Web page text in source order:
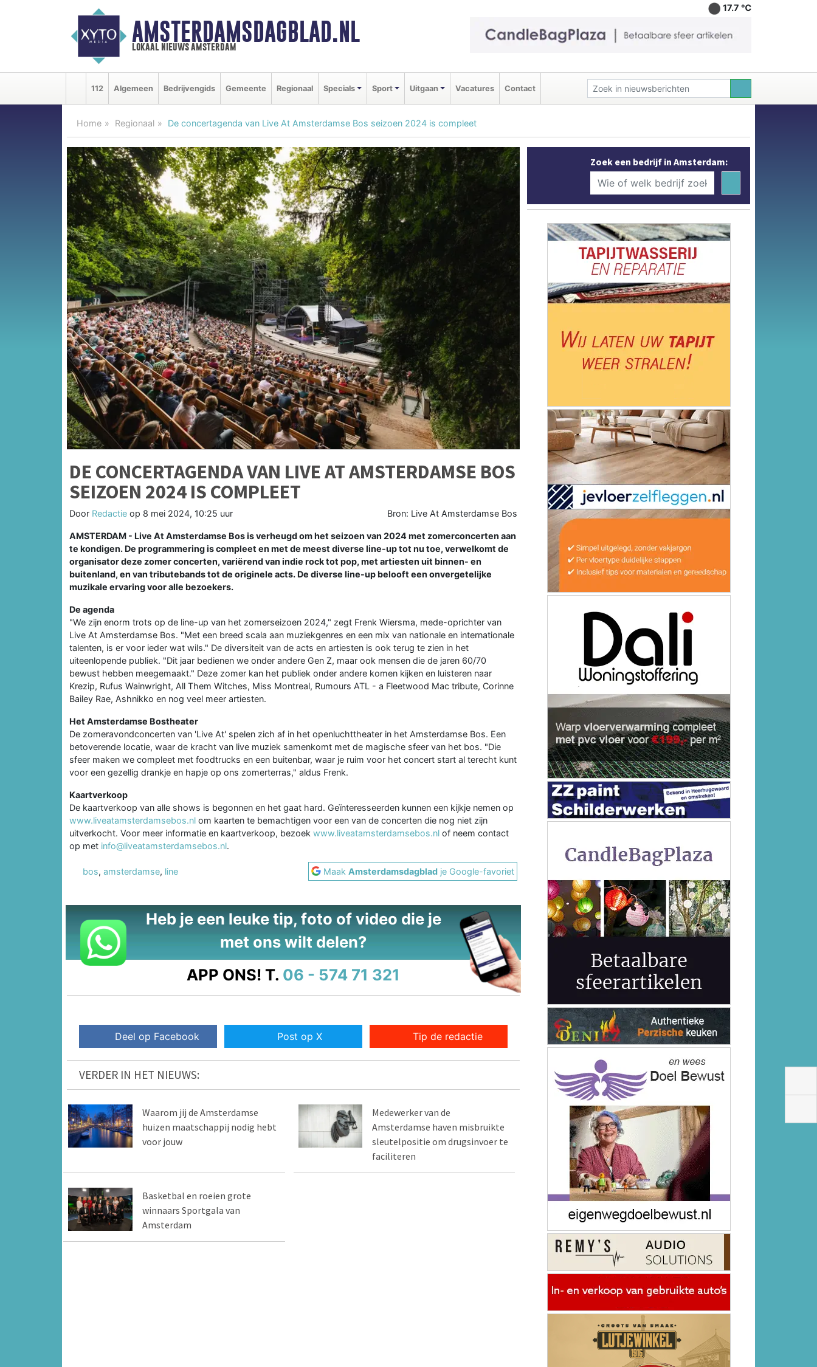
AMSTERDAMSDAGBLAD.NL
lokaal nieuws amsterdam
17.7 ℃
112 Algemeen Bedrijvengids Gemeente Regionaal Specials Sport Uitgaan Vacatures Contact
Home Regionaal De concertagenda van Live At Amsterdamse Bos seizoen 2024 is compleet
DE CONCERTAGENDA VAN LIVE AT AMSTERDAMSE BOS
SEIZOEN 2024 IS COMPLEET
Door Redactie op 8 mei 2024, 10:25 uur Bron: Live At Amsterdamse Bos
AMSTERDAM - Live At Amsterdamse Bos is verheugd om het seizoen van 2024 met zomerconcerten aan
te kondigen. De programmering is compleet en met de meest diverse line-up tot nu toe, verwelkomt de
organisator deze zomer concerten, variërend van indie rock tot pop, met artiesten uit binnen- en
buitenland, en van tributebands tot de originele acts. De diverse line-up belooft een onvergetelijke
muzikale ervaring voor alle bezoekers.
De agenda
"We zijn enorm trots op de line-up van het zomerseizoen 2024," zegt Frenk Wiersma, mede-oprichter van
Live At Amsterdamse Bos. "Met een breed scala aan muziekgenres en een mix van nationale en internationale
talenten, is er voor ieder wat wils." De diversiteit van de acts en artiesten is ook terug te zien in het
uiteenlopende publiek. "Dit jaar bedienen we onder andere Gen Z, maar ook mensen die de jaren 60/70
bewust hebben meegemaakt." Deze zomer kan het publiek onder andere komen kijken en luisteren naar
Krezip, Rufus Wainwright, All Them Witches, Miss Montreal, Rumours ATL - a Fleetwood Mac tribute, Corinne
Bailey Rae, Ashnikko en nog veel meer artiesten.
Het Amsterdamse Bostheater
De zomeravondconcerten van 'Live At' spelen zich af in het openluchttheater in het Amsterdamse Bos. Een
betoverende locatie, waar de kracht van live muziek samenkomt met de magische sfeer van het bos. "Die
sfeer maken we compleet met foodtrucks en een buitenbar, waar je ruim voor het concert start al terecht kunt
voor een gezellig drankje en hapje op ons zomerterras," aldus Frenk.
Kaartverkoop
De kaartverkoop van alle shows is begonnen en het gaat hard. Geïnteresseerden kunnen een kijkje nemen op
www.liveatamsterdamsebos.nl om kaarten te bemachtigen voor een van de concerten die nog niet zijn
uitverkocht. Voor meer informatie en kaartverkoop, bezoek www.liveatamsterdamsebos.nl of neem contact
op met info@liveatamsterdamsebos.nl.
bos, amsterdamse, line MaakAmsterdamsdagblad je Google-favoriet
Heb je een leuke tip, foto of video die je
met ons wilt delen?
APP ONS! T. 06 - 574 71 321
Deel op Facebook Post op X Tip de redactie
VERDER IN HET NIEUWS:
Waarom jij de Amsterdamse
huizen maatschappij nodig hebt
voor jouw
Medewerker van de
Amsterdamse haven misbruikte
sleutelpositie om drugsinvoer te
faciliteren
Basketbal en roeien grote
winnaars Sportgala van
Amsterdam
Zoek een bedrijf in Amsterdam: